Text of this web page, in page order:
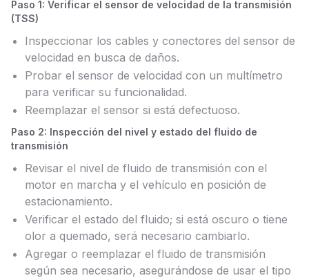
Paso 1: Verificar el sensor de velocidad de la transmisión
(TSS)
Inspeccionar los cables y conectores del sensor de
velocidad en busca de daños.
Probar el sensor de velocidad con un multímetro
para verificar su funcionalidad.
Reemplazar el sensor si está defectuoso.
Paso 2: Inspección del nivel y estado del fluido de
transmisión
Revisar el nivel de fluido de transmisión con el
motor en marcha y el vehículo en posición de
estacionamiento.
Verificar el estado del fluido; si está oscuro o tiene
olor a quemado, será necesario cambiarlo.
Agregar o reemplazar el fluido de transmisión
según sea necesario, asegurándose de usar el tipo